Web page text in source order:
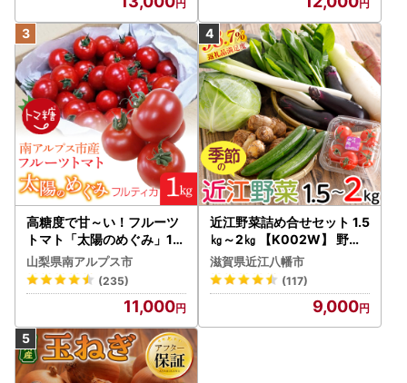
高糖度で甘～い！フルーツ
トマト「太陽のめぐみ」1k
g ALPBI001 | 高糖度 おす
すめ 産地直送 新鮮 フレッ
シュ 高栄養素 南アルプス市
山梨県南アルプス市
(235)
11,000
近江野菜詰め合せセット 1.5
㎏～2㎏ 【K002W】 野菜
旬 新鮮
滋賀県近江八幡市
(117)
9,000